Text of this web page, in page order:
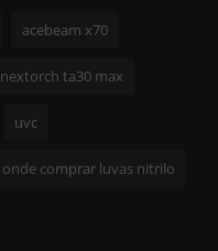
acebeam x70
nextorch ta30 max
uvc
onde comprar luvas nitrilo